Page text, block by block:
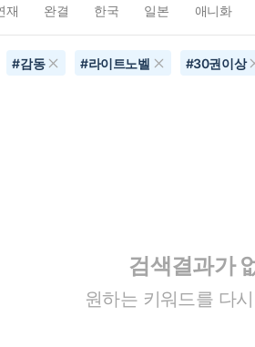
재 완결 한국 일본 애니화
#감동 #라이트노벨 #30권이상
검색결과가
원하는 키워드를 다